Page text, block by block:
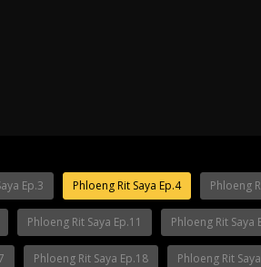
Ep.3 Phloeng Rit Saya Ep.4 Phloeng
Phloeng Rit Saya Ep.11 Phloeng Rit Saya
Phloeng Rit Saya Ep.18 Phloeng Rit